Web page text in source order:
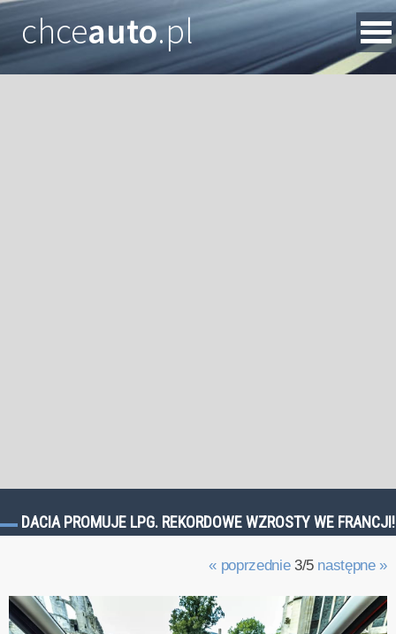
chceauto.pl
DACIA PROMUJE LPG. REKORDOWE WZROSTY WE FRANCJI!
« poprzednie3/5 następne »